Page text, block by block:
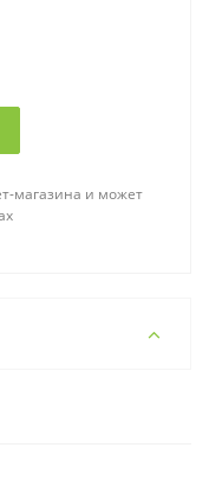
магазина и может